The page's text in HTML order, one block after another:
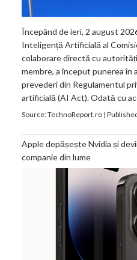
Începând de ieri, 2 august
Inteligență Artificială al
colaborare directă cu
membre, a început punerea în
prevederi din Regulamentul
artificială (AI Act). Odată cu
Source:TechnoReport.ro|
Apple depășește Nvidia și
companie din lume